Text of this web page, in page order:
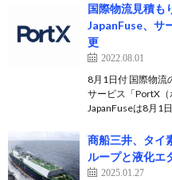
国際物流見積も
JapanFuse、サ
更
2022.08.01
8月1日付 国際物流
サービス「PortX
JapanFuseは8月1
商船三井、タイ
ループと液化エ
2025.01.27